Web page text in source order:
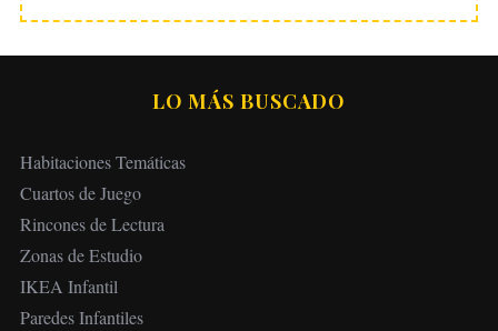
LO MÁS BUSCADO
Habitaciones Temáticas
Cuartos de Juego
Rincones de Lectura
Zonas de Estudio
IKEA Infantil
Paredes Infantiles